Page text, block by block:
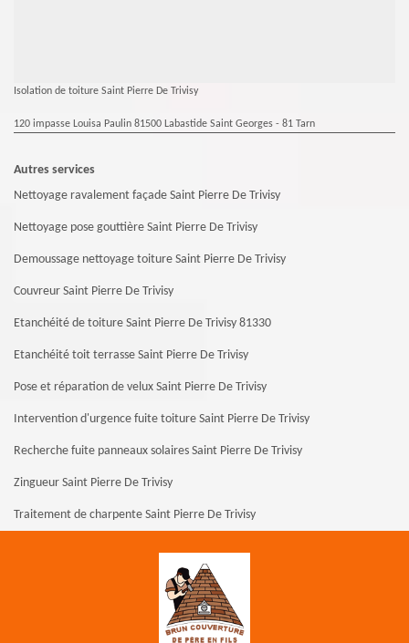
Isolation de toiture Saint Pierre De Trivisy
120 impasse Louisa Paulin 81500 Labastide Saint Georges - 81 Tarn
Autres services
Nettoyage ravalement façade Saint Pierre De Trivisy
Nettoyage pose gouttière Saint Pierre De Trivisy
Demoussage nettoyage toiture Saint Pierre De Trivisy
Couvreur Saint Pierre De Trivisy
Etanchéité de toiture Saint Pierre De Trivisy 81330
Etanchéité toit terrasse Saint Pierre De Trivisy
Pose et réparation de velux Saint Pierre De Trivisy
Intervention d'urgence fuite toiture Saint Pierre De Trivisy
Recherche fuite panneaux solaires Saint Pierre De Trivisy
Zingueur Saint Pierre De Trivisy
Traitement de charpente Saint Pierre De Trivisy